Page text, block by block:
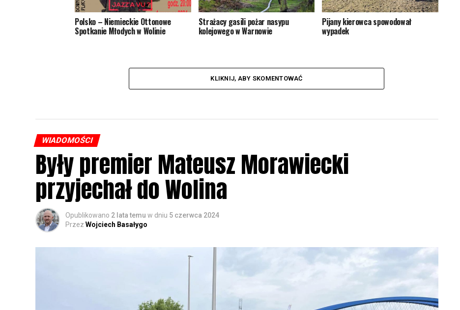
Polsko – Niemieckie Ottonowe
Spotkanie Młodych w Wolinie
Strażacy gasili pożar nasypu
kolejowego w Warnowie
Pijany kierowca spowodował
wypadek
KLIKNIJ, ABY SKOMENTOWAĆ
WIADOMOŚCI
Były premier Mateusz Morawiecki
przyjechał do Wolina
Opublikowano 2 lata temu w dniu 5 czerwca 2024
Przez Wojciech Basałygo